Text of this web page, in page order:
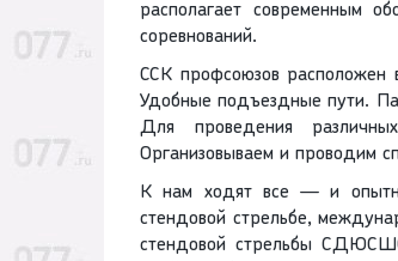
располагает современным
соревнований.
ССК профсоюзов расположен
Удобные подъездные пути.
Для проведения
Организовываем и проводим
К нам ходят все — и
стендовой стрельбе,
стендовой стрельбы